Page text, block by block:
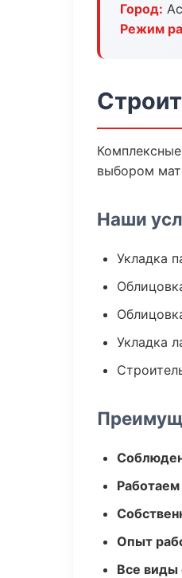
Город:
Режим
выбором
Наши
Укладка
Укладка
Опыт
Все виды